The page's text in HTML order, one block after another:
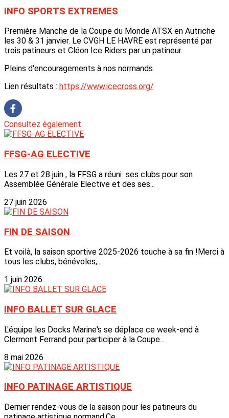
INFO SPORTS EXTREMES
Première Manche de la Coupe du Monde ATSX en Autriche
les 30 & 31 janvier. Le CVGH LE HAVRE est représenté par
trois patineurs et Cléon Ice Riders par un patineur.
Pleins d'encouragements à nos normands.
Lien résultats : https://www.icecross.org/
Consultez également
FFSG-AG ELECTIVE
Les 27 et 28 juin , la FFSG a réuni ses clubs pour son
Assemblée Générale Elective et des ses...
27 juin 2026
FIN DE SAISON
Et voilà, la saison sportive 2025-2026 touche à sa fin !Merci à
tous les clubs, bénévoles,...
1 juin 2026
INFO BALLET SUR GLACE
L'équipe les Docks Marine's se déplace ce week-end à
Clermont Ferrand pour participer à la Coupe...
8 mai 2026
INFO PATINAGE ARTISTIQUE
Dernier rendez-vous de la saison pour les patineurs du